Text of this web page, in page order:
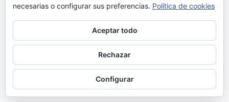
necesarias o configurar sus preferencias. Política de cookies
Aceptar todo
Rechazar
Configurar